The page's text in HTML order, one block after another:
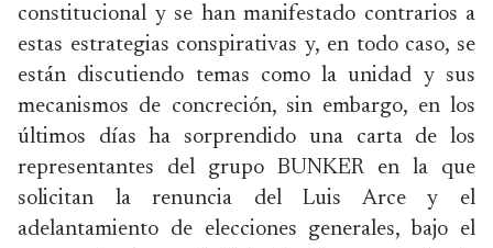
constitucional y se han manifestado contrarios a
estas estrategias conspirativas y, en todo caso, se
están discutiendo temas como la unidad y sus
mecanismos de concreción, sin embargo, en los
últimos días ha sorprendido una carta de los
representantes del grupo BUNKER en la que
solicitan la renuncia del Luis Arce y el
adelantamiento de elecciones generales, bajo el